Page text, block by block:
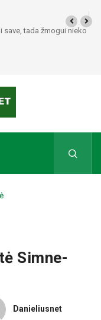
save, tada žmogui nieko
Simne-
Danieliusnet